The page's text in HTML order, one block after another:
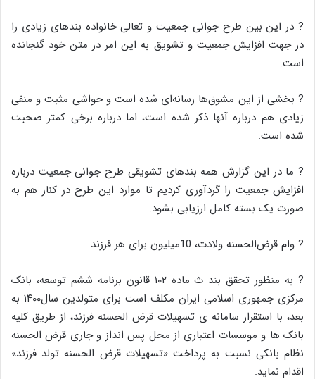
? در این بین طرح جوانی جمعیت و تعالی خانواده بندهای زیادی را
در جهت افزایش جمعیت و تشویق به این امر در متن خود گنجانده
است.
? بخشی از این مشوق‌ها رسانه‌ای شده است و حواشی مثبت و منفی
زیادی هم درباره آنها ذکر شده است، اما درباره برخی کمتر صحبت
شده است.
? ما در این گزارش همه بندهای تشویقی طرح جوانی جمعیت درباره
افزایش جمعیت را گردآوری کردیم تا موارد این طرح در کنار هم به
صورت یک بسته کامل ارزیابی بشود.
? وام قرض‌الحسنه ولادت، 10میلیون برای هر فرزند
? به منظور تحقق بند ث ماده ۱۰۲ قانون برنامه ششم توسعه، بانک
مرکزی جمهوری اسلامی ایران مکلف است برای متولدین سال۱۴۰۰ به
بعد، با استقرار سامانه ی تسهیلات قرض الحسنه فرزند، از طریق کلیه
بانک ها و موسسات اعتباری از محل پس انداز و جاری قرض الحسنه
نظام بانکی نسبت به پرداخت «تسهیلات قرض الحسنه تولد فرزند»
اقدام نماید.